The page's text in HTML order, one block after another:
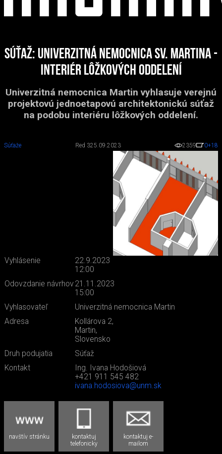
Súťaž: Univerzitná nemocnica sv. Martina -
Interiér lôžkových oddelení
Univerzitná nemocnica Martin vyhlasuje verejnú
projektovú jednoetapovú architektonickú súťaž
na podobu interiéru lôžkových oddelení.
Súťaže Red 325.09.2023 2359 0+18
Vyhlásenie
22.9.2023
12:00
Odovzdanie návrhov 21.11.2023
15:00
Vyhlasovateľ
Univerzitná nemocnica Martin
Adresa
Kollárova 2,
Martin,
Slovensko
Druh podujatia
Súťaž
Kontakt
Ing. Ivana Hodošiová
+421 911 545 482
ivana.hodosiova@unm.sk
navštív stránku
kontaktuj
telefonicky
kontaktuj e-
mailom